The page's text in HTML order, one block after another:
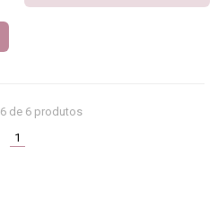
6de 6 produtos
1